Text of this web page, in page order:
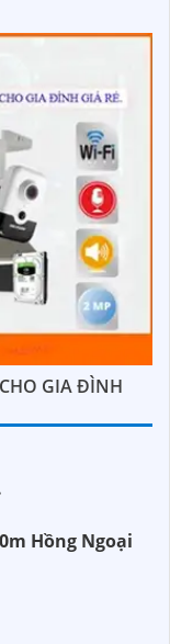
GIA ĐÌNH
Hồng Ngoại